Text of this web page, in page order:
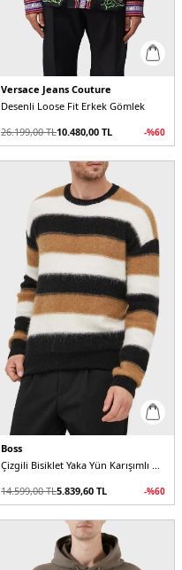
Versace Jeans Couture
Desenli Loose Fit Erkek Gömlek
26.199,00TL10.480,00 TL -%60
Boss
Çizgili Bisiklet Yaka Yün Karışımlı Regular Fit Erkek Kazak
14.599,00TL5.839,60 TL -%60